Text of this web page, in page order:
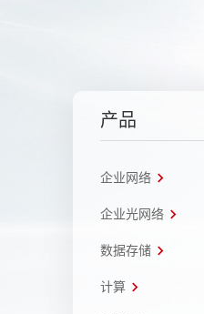
产品
企业网络
企业光网络
数据存储
计算